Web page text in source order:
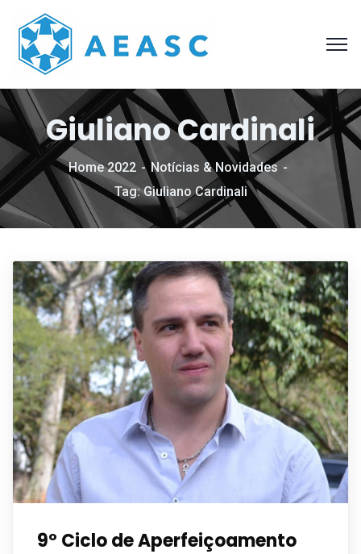
Giuliano Cardinali
Home 2022
Notícias & Novidades
Tag: Giuliano Cardinali
9º Ciclo de Aperfeiçoamento